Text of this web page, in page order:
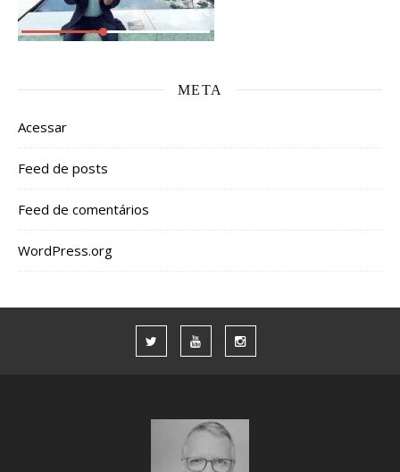
META
Acessar
Feed de posts
Feed de comentários
WordPress.org